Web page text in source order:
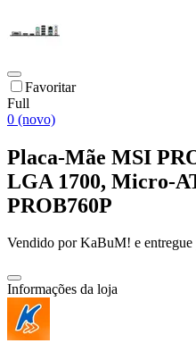
Favoritar
Full
0 (novo)
Placa-Mãe MSI
LGA 1700, Micro-
PROB760P
Vendido porKaBuM! e
Informações da loja